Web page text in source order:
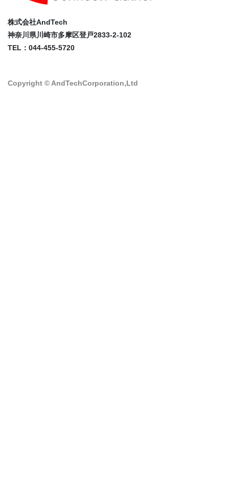
株式会社AndTech
神奈川県川崎市多摩区登戸2833-2-102
TEL：044-455-5720
Copyright © AndTechCorporation,Ltd